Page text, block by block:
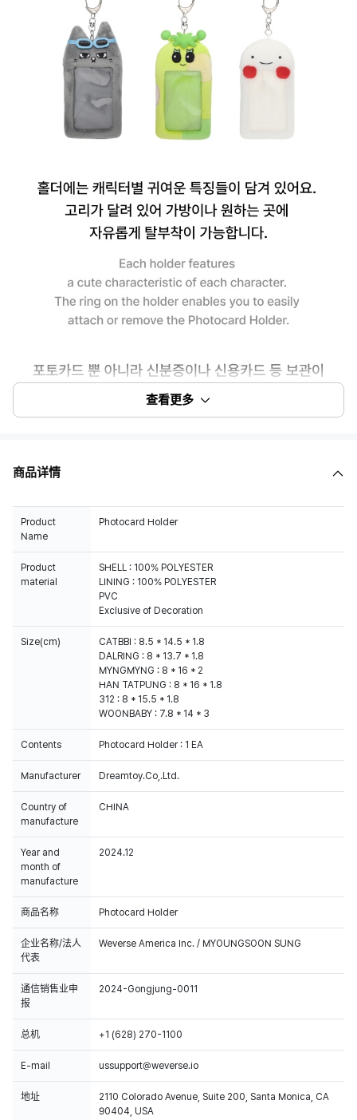
查看更多
商品详情
Product
Name
Photocard Holder
Product
material
SHELL : 100% POLYESTER
LINING : 100% POLYESTER
PVC
Exclusive of Decoration
Size(cm)
CATBBI : 8.5 * 14.5 * 1.8
DALRING : 8 * 13.7 * 1.8
MYNGMYNG : 8 * 16 * 2
HAN TATPUNG : 8 * 16 * 1.8
312 : 8 * 15.5 * 1.8
WOONBABY : 7.8 * 14 * 3
Contents Photocard Holder : 1 EA
Manufacturer Dreamtoy.Co,.Ltd.
Country of
manufacture
CHINA
Year and
month of
manufacture
2024.12
商品名称 Photocard Holder
企业名称/法人
代表
Weverse America Inc. / MYOUNGSOON SUNG
通信销售业申
报
2024-Gongjung-0011
总机 +1 (628) 270-1100
E-mail ussupport@weverse.io
地址
2110 Colorado Avenue, Suite 200, Santa Monica, CA
90404, USA